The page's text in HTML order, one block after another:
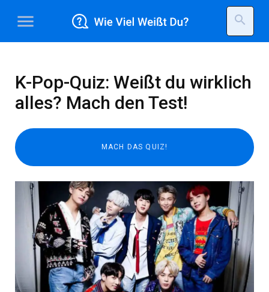
menu search
K-Pop-Quiz: Weißt du wirklich
alles? Mach den Test!